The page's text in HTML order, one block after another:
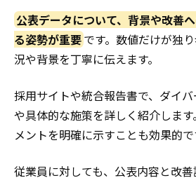
公表データについて、背景や改善
る姿勢が重要です。数値だけが独
況や背景を丁寧に伝えます。
採用サイトや統合報告書で、ダイ
や具体的な施策を詳しく紹介しま
メントを明確に示すことも効果的で
従業員に対しても、公表内容と改